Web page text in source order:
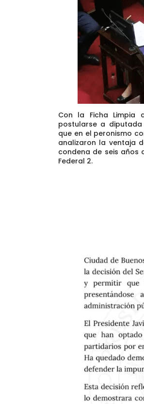
Con la Ficha Limpia
postularse a
que en el peronismo
analizaron la ventaja
condena de seis años
Federal 2.